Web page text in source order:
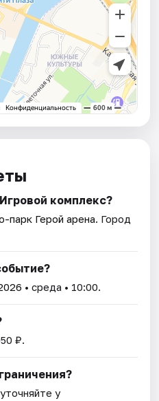
комплекс?
парк Герой арена. Город
• среда • 10:00.
₽.
у